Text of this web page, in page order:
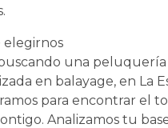
elegirnos
una
en balayage, en La
para encontrar el
Analizamos tu